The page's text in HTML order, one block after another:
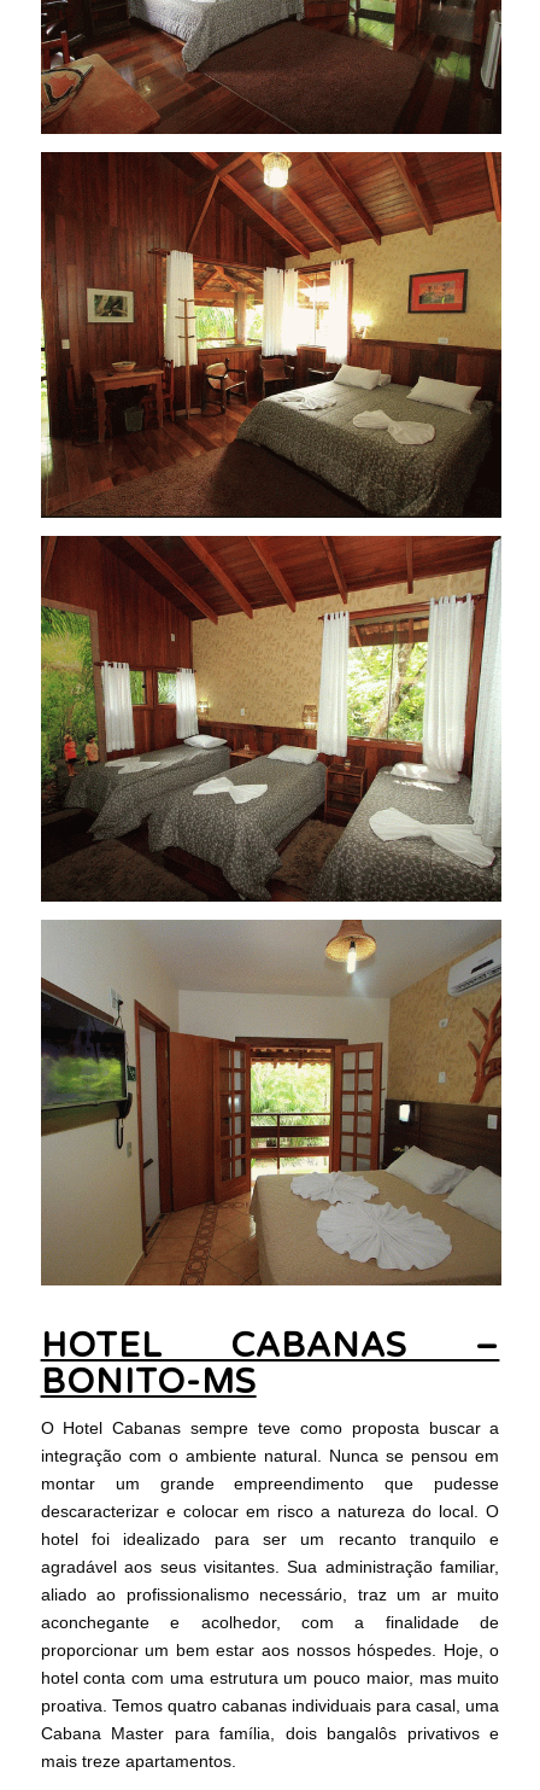
HOTEL CABANAS –
BONITO-MS
O Hotel Cabanas sempre teve como proposta buscar a
integração com o ambiente natural. Nunca se pensou em
montar um grande empreendimento que pudesse
descaracterizar e colocar em risco a natureza do local. O
hotel foi idealizado para ser um recanto tranquilo e
agradável aos seus visitantes. Sua administração familiar,
aliado ao profissionalismo necessário, traz um ar muito
aconchegante e acolhedor, com a finalidade de
proporcionar um bem estar aos nossos hóspedes. Hoje, o
hotel conta com uma estrutura um pouco maior, mas muito
proativa. Temos quatro cabanas individuais para casal, uma
Cabana Master para família, dois bangalôs privativos e
mais treze apartamentos.